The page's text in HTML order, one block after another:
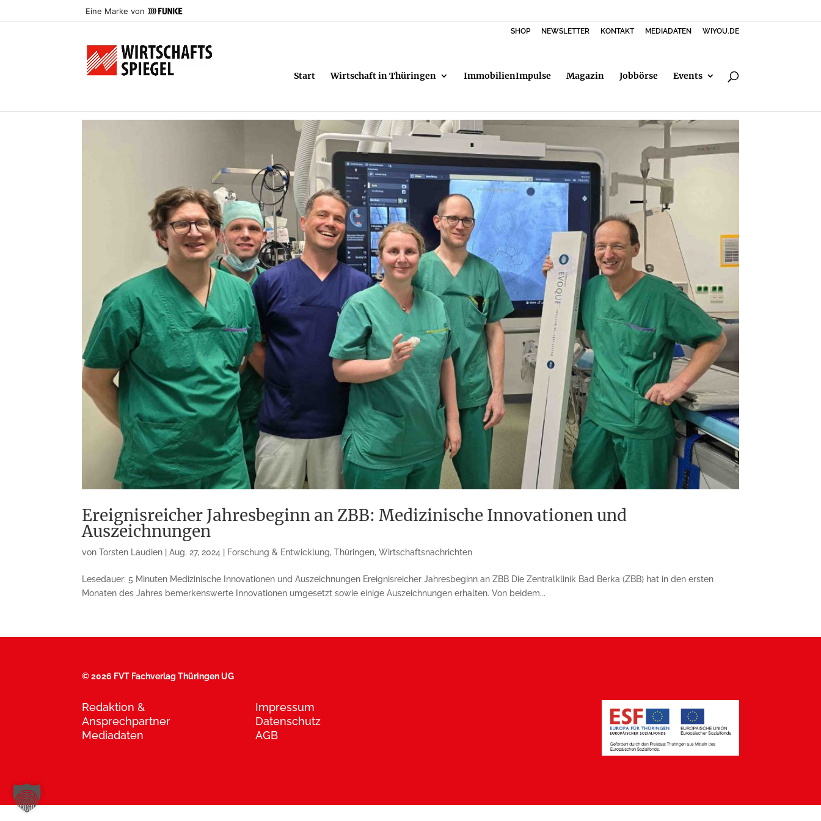
Eine Marke von
SHOP NEWSLETTER KONTAKT MEDIADATEN WIYOU.DE
Start Wirtschaft in Thüringen ImmobilienImpulse Magazin Jobbörse Events
Ereignisreicher Jahresbeginn an ZBB: Medizinische Innovationen und
Auszeichnungen
vonTorsten Laudien |Aug. 27, 2024 | Forschung & Entwicklung,Thüringen,Wirtschaftsnachrichten
Lesedauer: 5 Minuten Medizinische Innovationen und Auszeichnungen Ereignisreicher Jahresbeginn an ZBB Die Zentralklinik Bad Berka (ZBB) hat in den ersten
Monaten des Jahres bemerkenswerte Innovationen umgesetzt sowie einige Auszeichnungen erhalten. Von beidem...
©2026 FVT Fachverlag Thüringen UG
Redaktion &
Ansprechpartner
Mediadaten
Impressum
Datenschutz
AGB